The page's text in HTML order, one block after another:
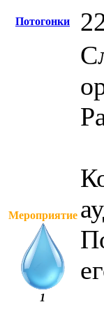
Потогонки
Мероприятие
1